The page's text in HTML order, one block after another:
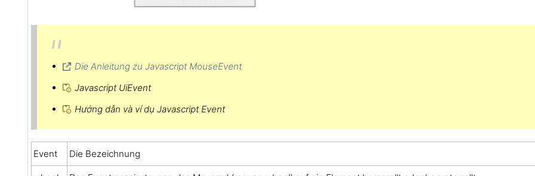
Die Anleitung zu Javascript MouseEvent
Javascript UiEvent
Hướng dẫn và ví dụ Javascript Event
Event Die Bezeichnung